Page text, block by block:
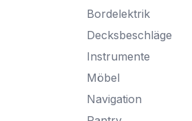
Bordelektrik
Decksbeschläge
Instrumente
Möbel
Navigation